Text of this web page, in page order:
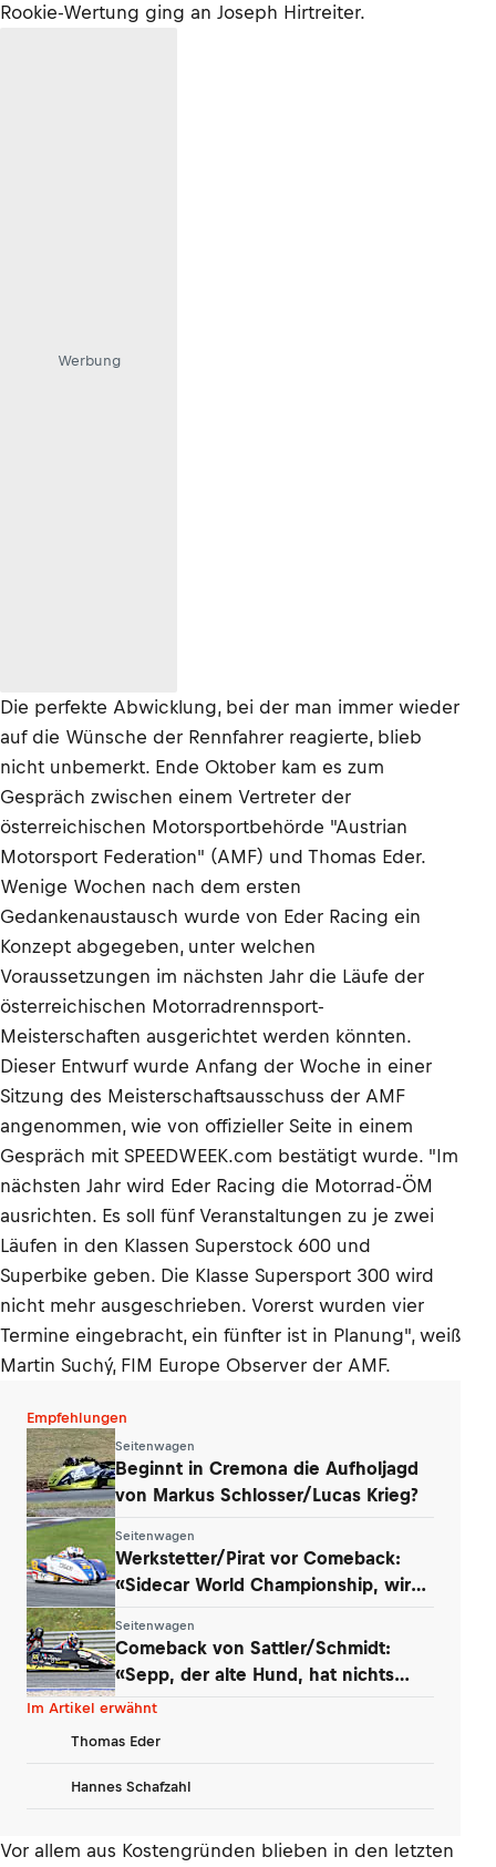
Rookie-Wertung ging an Joseph Hirtreiter.
Werbung
Die perfekte Abwicklung, bei der man immer wieder
auf die Wünsche der Rennfahrer reagierte, blieb
nicht unbemerkt. Ende Oktober kam es zum
Gespräch zwischen einem Vertreter der
österreichischen Motorsportbehörde "Austrian
Motorsport Federation" (AMF) und Thomas Eder.
Wenige Wochen nach dem ersten
Gedankenaustausch wurde von Eder Racing ein
Konzept abgegeben, unter welchen
Voraussetzungen im nächsten Jahr die Läufe der
österreichischen Motorradrennsport-
Meisterschaften ausgerichtet werden könnten.
Dieser Entwurf wurde Anfang der Woche in einer
Sitzung des Meisterschaftsausschuss der AMF
angenommen, wie von offizieller Seite in einem
Gespräch mit SPEEDWEEK.com bestätigt wurde. "Im
nächsten Jahr wird Eder Racing die Motorrad-ÖM
ausrichten. Es soll fünf Veranstaltungen zu je zwei
Läufen in den Klassen Superstock 600 und
Superbike geben. Die Klasse Supersport 300 wird
nicht mehr ausgeschrieben. Vorerst wurden vier
Termine eingebracht, ein fünfter ist in Planung", weiß
Martin Suchý, FIM Europe Observer der AMF.
Empfehlungen
Seitenwagen
Beginnt in Cremona die Aufholjagd
von Markus Schlosser/Lucas Krieg?
Seitenwagen
Werkstetter/Pirat vor Comeback:
«Sidecar World Championship, wir
Seitenwagen
Comeback von Sattler/Schmidt:
«Sepp, der alte Hund, hat nichts
verlernt»
Im Artikel erwähnt
Thomas Eder
Hannes Schafzahl
Vor allem aus Kostengründen blieben in den letzten